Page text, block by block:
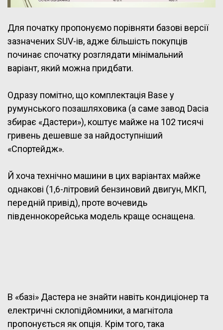
Для початку пропонуємо порівняти базові версії
зазначених SUV-ів, адже більшість покупців
починає спочатку розглядати мінімальний
варіант, який можна придбати.
Одразу помітно, що комплектація Base у
румунського позашляховика (а саме завод Dacia
збирає «Дастери»), коштує майже на 102 тисячі
гривень дешевше за найдоступніший
«Спортейдж».
Й хоча технічно машини в цих варіантах майже
однакові (1,6-літровий бензиновий двигун, МКП,
передній привід), проте вочевидь
південнокорейська модель краще оснащена.
В «базі» Дастера не знайти навіть кондиціонер та
електричні склопідйомники, а магнітола
пропонується як опція. Крім того, така